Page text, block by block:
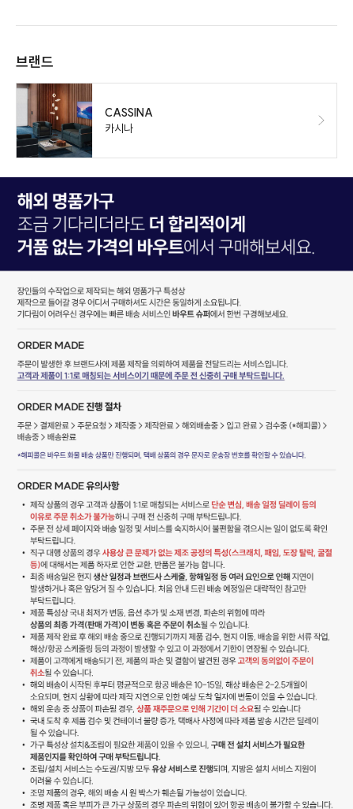
브랜드
CASSINA
카시나